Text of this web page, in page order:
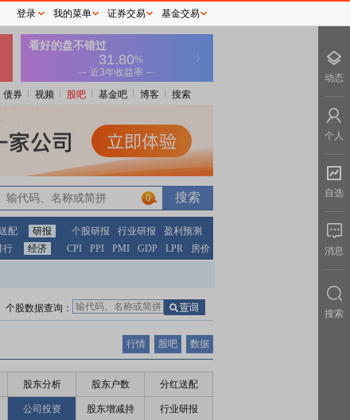
债券 视频 股吧 基金吧 博客 搜索
0
配 研报 个股研报 行业研报
盈利预测
行 经济 CPI PPI PMI GDP LPR 房价
个股数据查询：
行情 股吧 数据
股东分析 股东户数 分红送配
公司投资 股东增减持 行业研报
登录 我的菜单 证券交易 基金交易
动态
个人
自选
消息
搜索